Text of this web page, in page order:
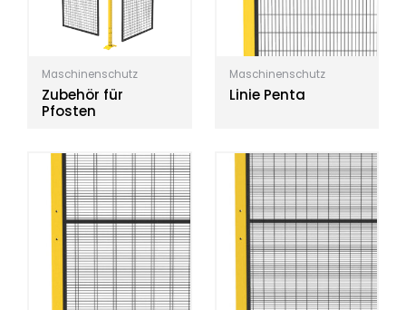
Maschinenschutz
Zubehör für
Pfosten
Maschinenschutz
Linie Penta